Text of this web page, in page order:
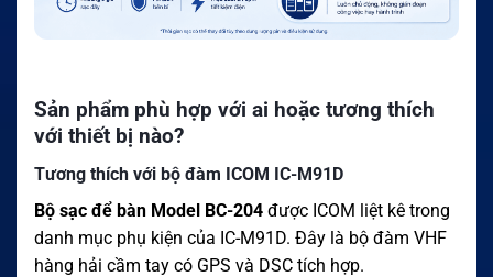
Sản phẩm phù hợp với ai hoặc tương thích
với thiết bị nào?
Tương thích với bộ đàm ICOM IC-M91D
Bộ sạc để bàn Model BC-204 được ICOM liệt kê trong
danh mục phụ kiện của IC-M91D. Đây là bộ đàm VHF
hàng hải cầm tay có GPS và DSC tích hợp.